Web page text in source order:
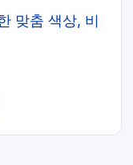
맞춤 색상, 비